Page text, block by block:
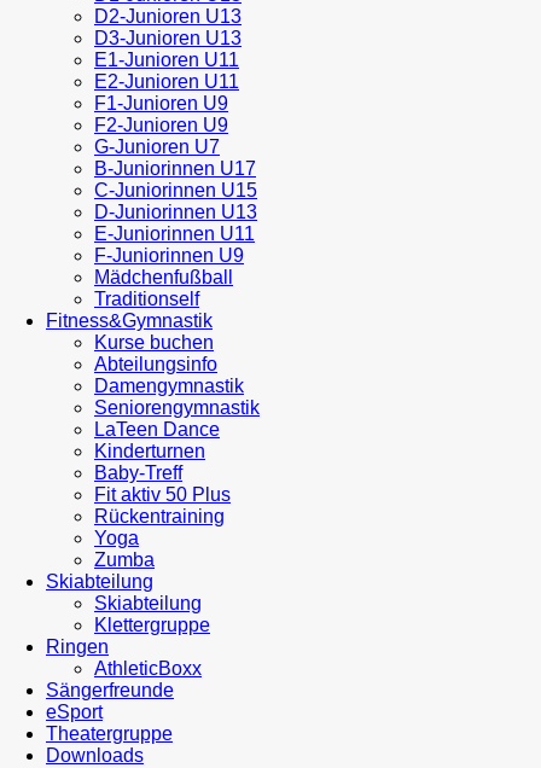
D2-Junioren U13
D3-Junioren U13
E1-Junioren U11
E2-Junioren U11
F1-Junioren U9
F2-Junioren U9
G-Junioren U7
B-Juniorinnen U17
C-Juniorinnen U15
D-Juniorinnen U13
E-Juniorinnen U11
F-Juniorinnen U9
Mädchenfußball
Traditionself
Fitness&Gymnastik
Kurse buchen
Abteilungsinfo
Damengymnastik
Seniorengymnastik
LaTeen Dance
Kinderturnen
Baby-Treff
Fit aktiv 50 Plus
Rückentraining
Yoga
Zumba
Skiabteilung
Skiabteilung
Klettergruppe
Ringen
AthleticBoxx
Sängerfreunde
eSport
Theatergruppe
Downloads